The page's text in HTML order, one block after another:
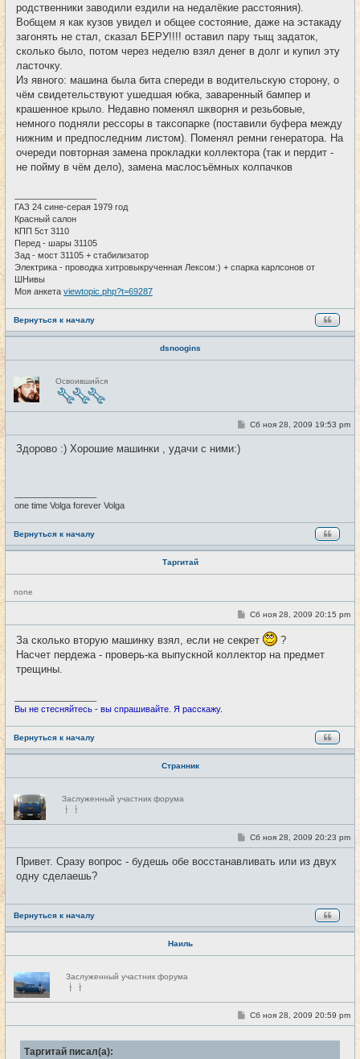
родственники заводили ездили на недалёкие расстояния).
Вобщем я как кузов увидел и общее состояние, даже на эстакаду
загонять не стал, сказал БЕРУ!!!! оставил пару тыщ задаток,
сколько было, потом через неделю взял денег в долг и купил эту
ласточку.
Из явного: машина была бита спереди в водительскую сторону, о
чём свидетельствуют ушедшая юбка, заваренный бампер и
крашенное крыло. Недавно поменял шкворня и резьбовые,
немного подняли рессоры в таксопарке (поставили буфера между
нижним и предпоследним листом). Поменял ремни генератора. На
очереди повторная замена прокладки коллектора (так и пердит -
не пойму в чём дело), замена маслосъёмных колпачков
ГАЗ 24 сине-серая 1979 год
Красный салон
КПП 5ст 3110
Перед - шары 31105
Зад - мост 31105 + стабилизатор
Электрика - проводка хитровыкрученная Лексом:) + спарка карлсонов от
ШНивы
Моя анкета viewtopic.php?t=69287
Вернуться к началу
dsnoogins
в
с
е
и
Освоившийся
#3
С
о
Сб ноя 28, 2009 19:53 pm
Здорово :) Хорошие машинки , удачи с ними:)
one time Volga forever Volga
Вернуться к началу
Таргитай
Н
е
т
none
#4
С
о
б
щ
Сб ноя 28, 2009 20:15 pm
За сколько вторую машинку взял, если не секрет
?
Насчет пердежа - проверь-ка выпускной коллектор на предмет
трещины.
Вы не стесняйтесь - вы спрашивайте. Я расскажу.
Вернуться к началу
Странник
Н
е
в
с
и
Заслуженный участник форума
#5
С
о
б
и
Сб ноя 28, 2009 20:23 pm
Привет. Сразу вопрос - будешь обе восстанавливать или из двух
одну сделаешь?
Вернуться к началу
Наиль
Н
е
в
с
и
Заслуженный участник форума
#6
С
о
б
Сб ноя 28, 2009 20:59 pm
Таргитай писал(а):